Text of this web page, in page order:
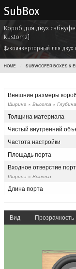
Sub Box
Короб для двух
Kustomz]
Фазоинверторный для
HOME
SUBWOOFER BOXES &
POWER ACOUSTIK GOTHIC 12
Внешние размеры
Ширина × Высота × Глубина
Толщина материала
Чистый внутренний
Частота настройки
Площадь порта
Входное отверстие
Ширина × Высота
Длина порта
Вид Прозрачность